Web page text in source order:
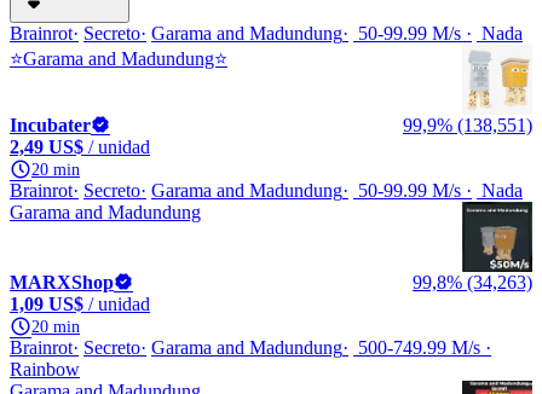
Brainrot Secreto Garama and Madundung 50-99.99 M/s
Nada
⭐Garama and Madundung⭐
Incubater
99,9% (138,551)
2,49 US$ / unidad
20 min
Brainrot Secreto Garama and Madundung 50-99.99 M/s
Nada
Garama and Madundung
MARXShop
99,8% (34,263)
1,09 US$ / unidad
20 min
Brainrot Secreto Garama and Madundung
500-749.99 M/s
Rainbow